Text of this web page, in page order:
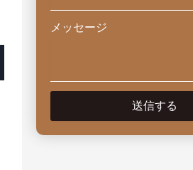
メッセージ
送信する